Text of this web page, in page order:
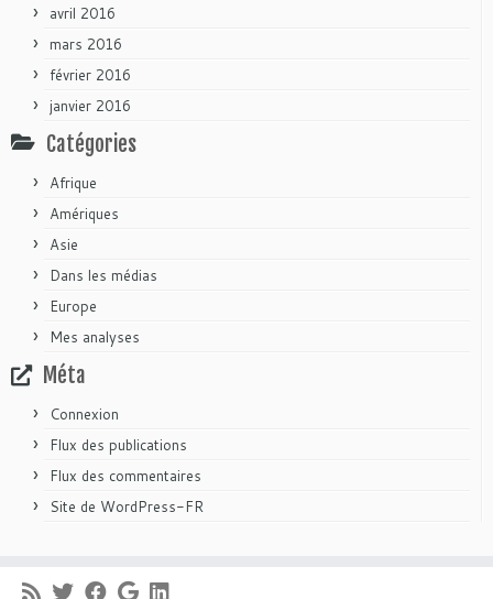
avril 2016
mars 2016
février 2016
janvier 2016
Catégories
Afrique
Amériques
Asie
Dans les médias
Europe
Mes analyses
Méta
Connexion
Flux des publications
Flux des commentaires
Site de WordPress-FR